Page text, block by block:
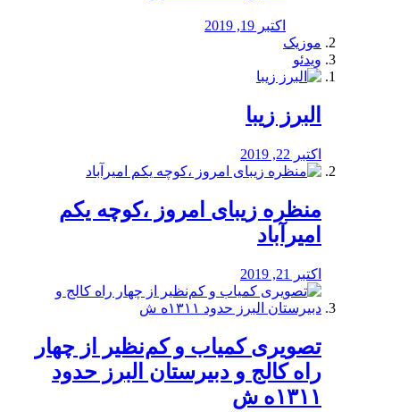
اکتبر 19, 2019
موزیک
ویدئو
البرز زیبا
اکتبر 22, 2019
منظره‌‌ زیبای امروز ،کوچه یکم
امیرآباد
اکتبر 21, 2019
️تصویری کمیاب و کم‌نظیر از چهار
راه كالج و دبيرستان البرز حدود
۱۳۱۱ه ش